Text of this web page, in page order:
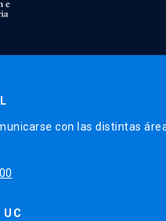
con las distintas
UC